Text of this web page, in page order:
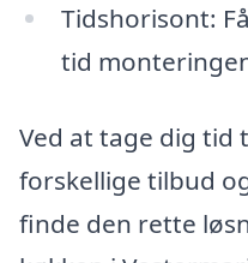
Tidshorisont:
tid
Ved at tage dig tid
forskellige tilbud
finde den rette